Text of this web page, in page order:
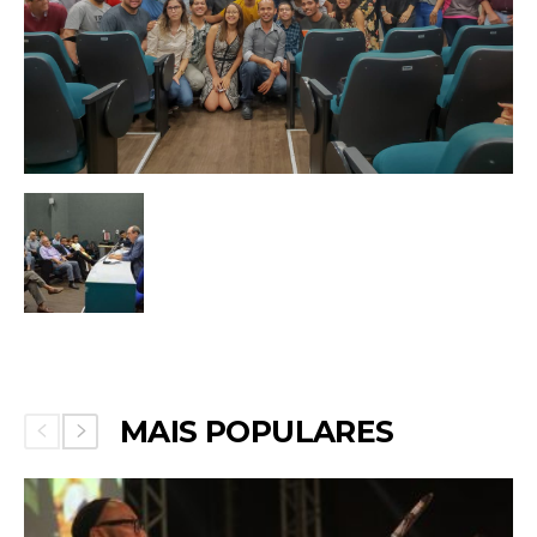
MAIS POPULARES